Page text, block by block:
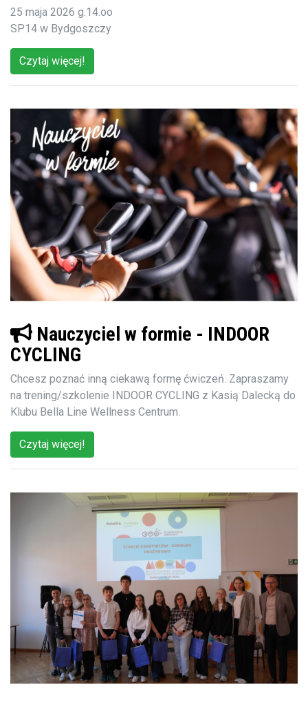
25 maja 2026 g.14.oo
SP14 w Bydgoszczy
Czytaj więcej!
Nauczyciel w formie - INDOOR
CYCLING
Chcesz poznać inną ciekawą formę ćwiczeń. Zapraszamy
na trening/szkolenie INDOOR CYCLING z Kasią Dalecką do
Klubu Bella Line Wellness Centrum.
Czytaj więcej!